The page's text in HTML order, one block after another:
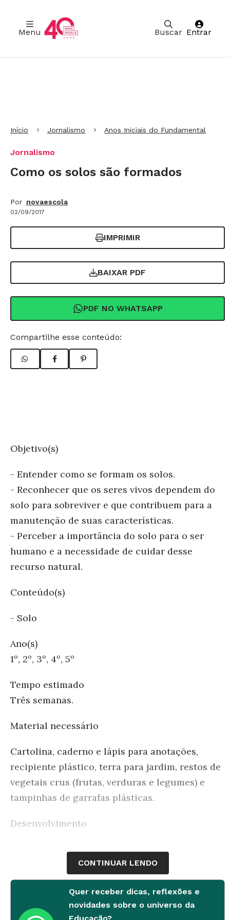
Buscar
Menu Entrar
Início Jornalismo Anos Iniciais do Fundamental
Jornalismo
Como os solos são formados
Por novaescola
02/09/2017
IMPRIMIR
BAIXAR PDF
PDF NO WHATSAPP
Compartilhe esse conteúdo:
Objetivo(s)
- Entender como se formam os solos.
- Reconhecer que os seres vivos dependem do
solo para sobreviver e que contribuem para a
manutenção de suas características.
- Perceber a importância do solo para o ser
humano e a necessidade de cuidar desse
recurso natural.
Conteúdo(s)
- Solo
Ano(s)
1º, 2º, 3º, 4º, 5º
Tempo estimado
Três semanas.
Material necessário
Cartolina, caderno e lápis para anotações,
recipiente plástico, terra para jardim, restos de
vegetais crus (frutas, verduras e legumes) e
tampinhas de garrafas plásticas.
Desenvolvimento
Antes de iniciar o trabalho, é importante saber
o que seus alunos conhecem sobre o assunto.
Pergunte: "O que vocês acreditam ser o solo?". É
CONTINUAR LENDO
Quer receber dicas, reflexões e
novidades sobre o universo da